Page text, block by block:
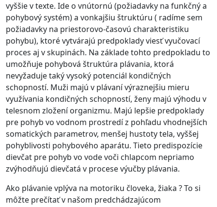
vyššie v texte. Ide o vnútornú (požiadavky na funkčný a
pohybový systém) a vonkajšiu štruktúru ( radíme sem
požiadavky na priestorovo-časovú charakteristiku
pohybu), ktoré vytvárajú predpoklady viesť vyučovací
proces aj v skupinách. Na základe tohto predpokladu to
umožňuje pohybová štruktúra plávania, ktorá
nevyžaduje taký vysoký potenciál kondičných
schopností. Muži majú v plávaní výraznejšiu mieru
využívania kondičných schopností, ženy majú výhodu v
telesnom zložení organizmu. Majú lepšie predpoklady
pre pohyb vo vodnom prostredí z pohľadu vhodnejších
somatických parametrov, menšej hustoty tela, vyššej
pohyblivosti pohybového aparátu. Tieto predispozície
dievčat pre pohyb vo vode voči chlapcom nepriamo
zvýhodňujú dievčatá v procese výučby plávania.
Ako plávanie vplýva na motoriku človeka, žiaka ? To si
môžte prečítať v našom predchádzajúcom